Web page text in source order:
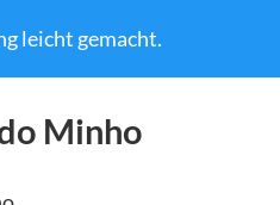
leicht gemacht.
Minho